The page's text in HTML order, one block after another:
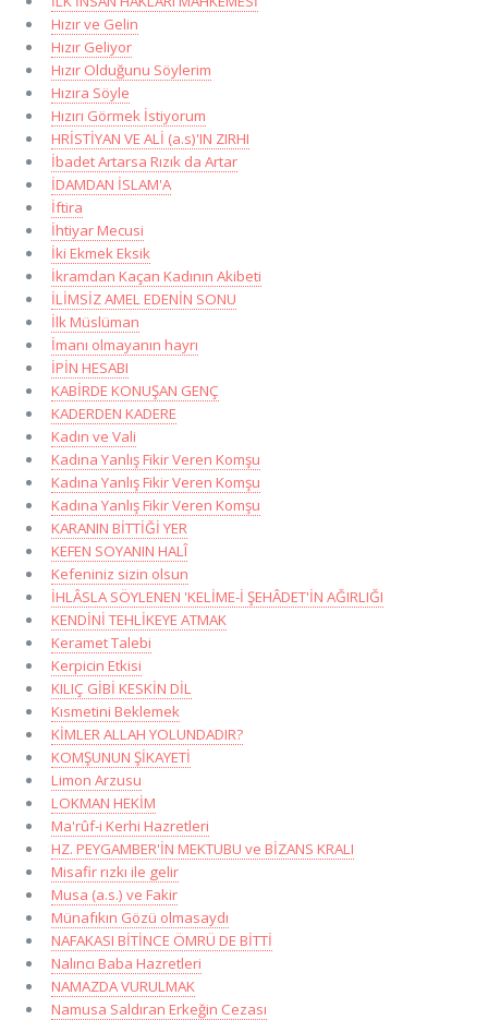
Hızır ve Gelin
Hızır Geliyor
Hızır Olduğunu Söylerim
Hızıra Söyle
Hızırı Görmek İstiyorum
HRİSTİYAN VE ALİ (a.s)'IN ZIRHI
İbadet Artarsa Rızık da Artar
İDAMDAN İSLAM'A
İftira
İhtiyar Mecusi
İki Ekmek Eksik
İkramdan Kaçan Kadının Akibeti
İLİMSİZ AMEL EDENİN SONU
İlk Müslüman
İmanı olmayanın hayrı
İPİN HESABI
KABİRDE KONUŞAN GENÇ
KADERDEN KADERE
Kadın ve Vali
Kadına Yanlış Fikir Veren Komşu
Kadına Yanlış Fikir Veren Komşu
Kadına Yanlış Fikir Veren Komşu
KARANIN BİTTİĞİ YER
KEFEN SOYANIN HALÎ
Kefeniniz sizin olsun
İHLÂSLA SÖYLENEN 'KELİME-İ ŞEHÂDET'İN AĞIRLIĞI
KENDİNİ TEHLİKEYE ATMAK
Keramet Talebi
Kerpicin Etkisi
KILIÇ GİBİ KESKİN DİL
Kısmetini Beklemek
KİMLER ALLAH YOLUNDADIR?
KOMŞUNUN ŞİKAYETİ
Limon Arzusu
LOKMAN HEKİM
Ma'rûf-i Kerhi Hazretleri
HZ. PEYGAMBER'İN MEKTUBU ve BİZANS KRALI
Misafir rızkı ile gelir
Musa (a.s.) ve Fakir
Münafıkın Gözü olmasaydı
NAFAKASI BİTİNCE ÖMRÜ DE BİTTİ
Nalıncı Baba Hazretleri
NAMAZDA VURULMAK
Namusa Saldıran Erkeğin Cezası